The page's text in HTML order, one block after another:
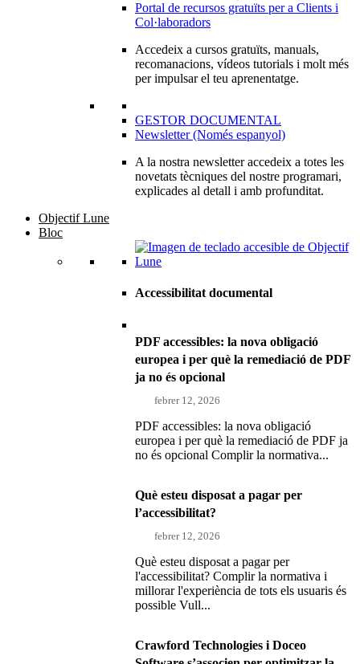
Portal de recursos gratuïts per a Clients i
Col·laboradors
Accedeix a cursos gratuïts, manuals,
recomanacions, vídeos tutorials i molt més
per impulsar el teu aprenentatge.
GESTOR DOCUMENTAL
Newsletter (Només espanyol)
A la nostra newsletter accedeix a totes les
novetats tècniques del nostre programari,
explicades al detall i amb profunditat.
Objectif Lune
Bloc
Accessibilitat documental
PDF accessibles: la nova obligació
europea i per què la remediació de PDF
ja no és opcional
febrer 12, 2026
PDF accessibles: la nova obligació
europea i per què la remediació de PDF ja
no és opcional Complir la normativa...
Què esteu disposat a pagar per
l’accessibilitat?
febrer 12, 2026
Què esteu disposat a pagar per
l'accessibilitat? Complir la normativa i
millorar l'experiència de tots els usuaris és
possible Vull...
Crawford Technologies i Doceo